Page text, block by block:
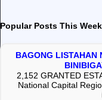
Popular Posts This Week
BAGONG LISTAHAN
2,152 GRANTED
National Capital